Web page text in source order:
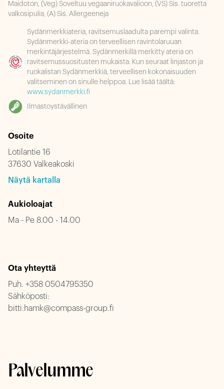
Maidoton, (Veg) Soveltuu vegaaniruokavalioon, (VS) Sis. tuoretta
valkosipulia, (A) Sis. Allergeeneja
Sydänmerkkiateria, ravitsemuslaadulta parempi valinta.
Sydänmerkki-ateria on terveellisen ravintolaruuan
merkintäjärjestelmä. Sydänmerkillä merkitty ateria on
ravitsemussuositusten mukaista. Kun seuraat linjaston ja
ruokalistan Sydänmerkkiä, terveellisen kokonaisuuden
valitseminen on sinulle helppoa. Lue lisää täältä:
www.sydanmerkki.fi
Ilmastoystävällinen
Osoite
Lotilantie 16
37630 Valkeakoski
Näytä kartalla
Aukioloajat
Ma - Pe 8.00 - 14.00
Ota yhteyttä
Puh. +358 0504795350
Sähköposti:
bitti.hamk@compass-group.fi
Palvelumme